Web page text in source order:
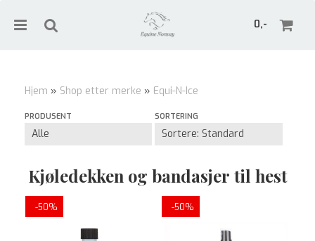
0,-
Hjem » Shop etter merke » Equi-N-Ice
PRODUSENT SORTERING
Kjøledekken og bandasjer til hest
-50% -50%